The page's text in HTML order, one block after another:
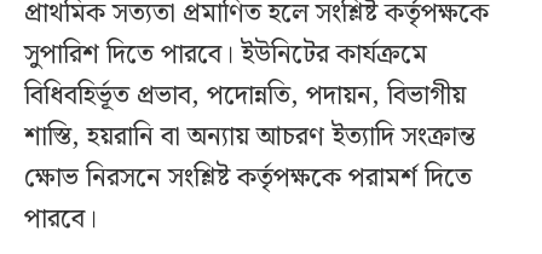
প্রাথমিক সত্যতা প্রমাণিত হলে সংশ্লিষ্ট কর্তৃপক্ষকে
সুপারিশ দিতে পারবে। ইউনিটের কার্যক্রমে
বিধিবহির্ভূত প্রভাব, পদোন্নতি, পদায়ন, বিভাগীয়
শাস্তি, হয়রানি বা অন্যায় আচরণ ইত্যাদি সংক্রান্ত
ক্ষোভ নিরসনে সংশ্লিষ্ট কর্তৃপক্ষকে পরামর্শ দিতে
পারবে।